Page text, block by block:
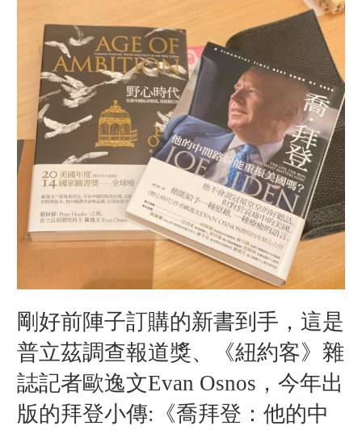
剛好前陣子訂購的新書到手，這是
普立茲調查報道獎、《紐約客》雜
誌記者歐逸文Evan Osnos，今年出
版的拜登小傳:《喬拜登：他的中